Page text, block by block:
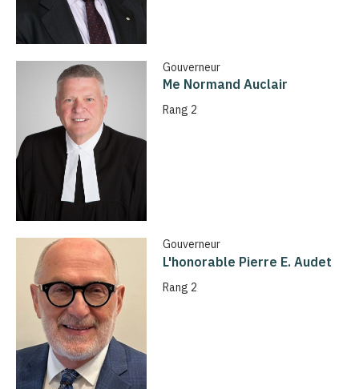
Gouverneur
Me Normand Auclair
Rang 2
Gouverneur
L'honorable Pierre E. Audet
Rang 2